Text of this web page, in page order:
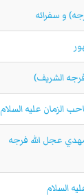
و سفرائه
الشریف)
الزمان عليه السلام
عجل الله فرجه
السلام